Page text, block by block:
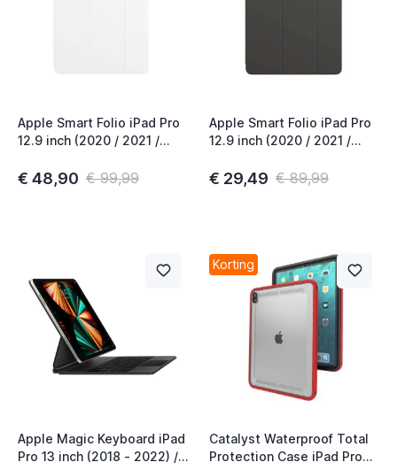
Apple Smart Folio iPad Pro
12.9 inch (2020 / 2021 /
€ 48,90 € 99,99
Apple Smart Folio iPad Pro
12.9 inch (2020 / 2021 /
€ 29,49 € 89,99
Apple Magic Keyboard iPad
Pro 13 inch (2018 - 2022) /
Korting
Catalyst Waterproof Total
Protection Case iPad Pro